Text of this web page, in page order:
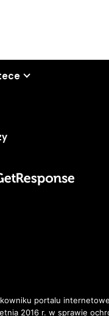
portalu
2016 r. w sprawie